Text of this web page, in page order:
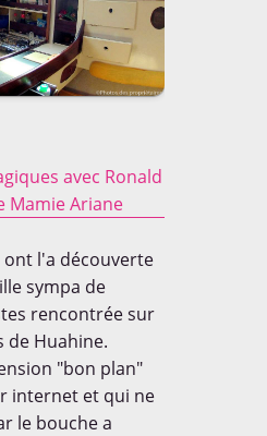
avec Ronald
Mamie Ariane
ont l'a découverte
sympa de
rencontrée sur
de Huahine.
"bon plan"
internet et qui ne
le bouche a